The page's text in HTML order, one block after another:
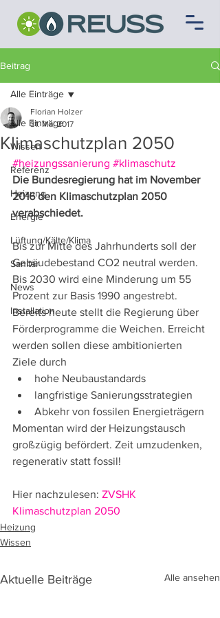
Beitrag
Alle Einträge
Wissen
Referenz
Heizung
Energie
Lüftung/Kälte/Klima
Sanitär
News
Installation
Alle Einträge
Klimaschutzplan 2050
Florian Holzer
31. Mai 2017
#heizungssanierung #klimaschutz
Die Bundesregierung hat im November
2016 den Klimaschutzplan 2050
verabschiedet.
Bis zur Mitte des Jahrhunderts soll der
Gebäudebestand CO2 neutral werden.
Bis 2030 wird eine Minderung um 55
Prozent zur Basis 1990 angestrebt.
Bereits heute stellt die Regierung über
Förderprogramme die Weichen. Erreicht
werden sollen diese ambitionierten
Ziele durch
hohe Neubaustandards
langfristige Sanierungsstrategien
Abkehr von fossilen Energieträgern
Momentan wird der Heizungstausch
großzügig befördert. Zeit umzudenken,
regenerativ statt fossil!
Hier nachzulesen: ZVSHK
Klimaschutzplan 2050
Heizung
Wissen
Aktuelle Beiträge Alle ansehen